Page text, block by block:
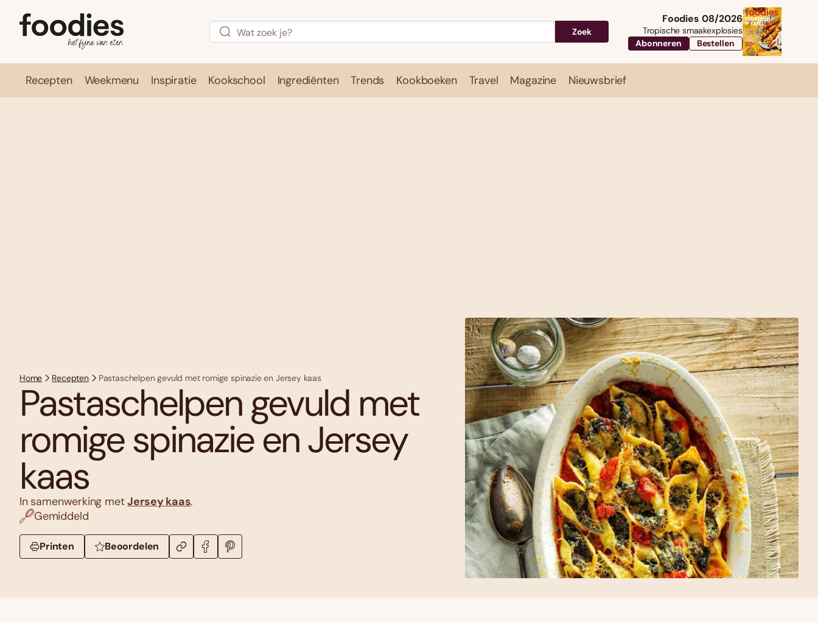
Zoek
Foodies 08/2026
Tropische smaakexplosies
Abonneren
Bestellen
Recepten Weekmenu Inspiratie Kookschool Ingrediënten Trends Kookboeken Travel Magazine Nieuwsbrief
Home Recepten Pastaschelpen gevuld met romige spinazie en Jersey kaas
Pastaschelpen gevuld met
romige spinazie en Jersey
kaas
In samenwerking metJersey kaas.
Gemiddeld
Printen Beoordelen